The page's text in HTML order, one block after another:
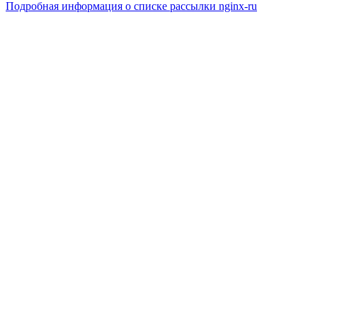
Подробная информация о списке рассылки nginx-ru